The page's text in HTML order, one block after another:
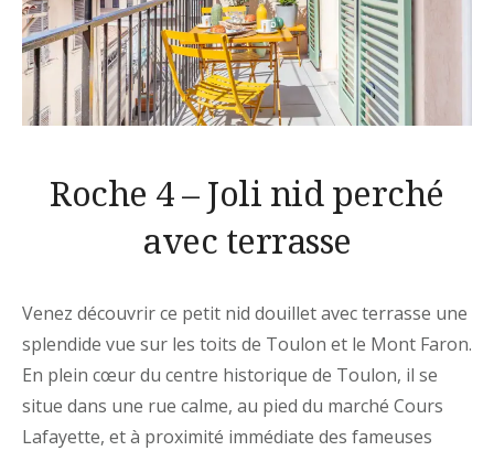
Roche 4 – Joli nid perché
avec terrasse
Venez découvrir ce petit nid douillet avec terrasse une
splendide vue sur les toits de Toulon et le Mont Faron.
En plein cœur du centre historique de Toulon, il se
situe dans une rue calme, au pied du marché Cours
Lafayette, et à proximité immédiate des fameuses